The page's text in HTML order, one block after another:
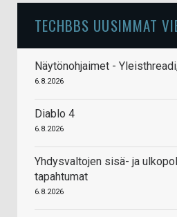
TECHBBS UUSIMMAT
Näytönohjaimet -
6.8.2026
Diablo 4
6.8.2026
Yhdysvaltojen sisä- ja
tapahtumat
6.8.2026